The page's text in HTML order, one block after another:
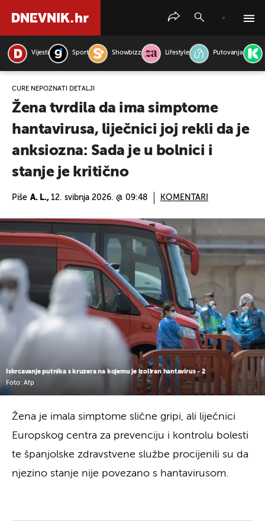
Vijesti Sport Showbizz Lifestyle Putovanja
CURE NEPOZNATI DETALJI
Žena tvrdila da ima simptome
hantavirusa, liječnici joj rekli da je
anksiozna: Sada je u bolnici i
stanje je kritično
Piše A. L., 12. svibnja 2026. @ 09:48 KOMENTARI
Iskrcavanje putnika s kruzera na kojemu je izoliran hantavirus - 2
Foto: Afp
Žena je imala simptome slične gripi, ali liječnici
Europskog centra za prevenciju i kontrolu bolesti
te španjolske zdravstvene službe procijenili su da
njezino stanje nije povezano s hantavirusom.
PRETRAŽITE VIJESTI